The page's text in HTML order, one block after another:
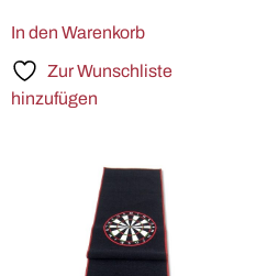
In den Warenkorb
Zur Wunschliste
hinzufügen